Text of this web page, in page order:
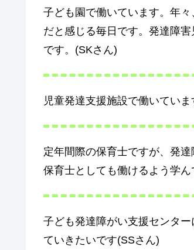
子ども園で働いています。年
だと感じる毎日です。発達障
です。(SKさん)
児童発達支援施設で働いてい
定年間際の保育士ですが、発
保育士としても働けるよう学
子ども発達障がい支援センタ
ていきたいです(SSさん)